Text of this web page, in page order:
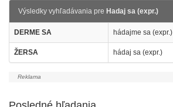
Výsledky vyhľadávania pre Hadaj sa (expr.)
DERME SA hádajme sa (expr.)
ŽERSA hádaj sa (expr.)